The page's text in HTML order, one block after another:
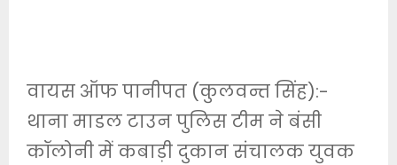
वायस ऑफ पानीपत (कुलवन्त सिंह):-
थाना माडल टाउन पुलिस टीम ने बंसी
कॉलोनी में कबाड़ी दुकान संचालक युवक